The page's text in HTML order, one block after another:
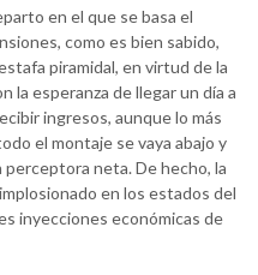
en el que se basa el
como es bien sabido,
piramidal, en virtud de la
la esperanza de llegar un día a
ingresos, aunque lo más
el montaje se vaya abajo y
neta. De hecho, la
en los estados del
inyecciones económicas de